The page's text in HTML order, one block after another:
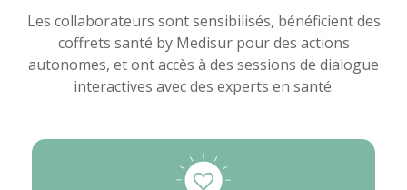
Les collaborateurs sont sensibilisés, bénéficient des
coffrets santé by Medisur pour des actions
autonomes, et ont accès à des sessions de dialogue
interactives avec des experts en santé.